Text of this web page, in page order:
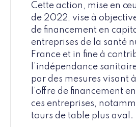
Cette action, mise en
de 2022, vise à
de financement en
entreprises de la santé
France et in fine à
l’indépendance
par des mesures visant
l’offre de financement
ces entreprises,
tours de table plus aval.